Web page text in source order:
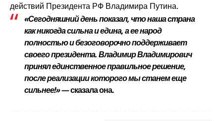
действий Президента РФ Владимира Путина.
«Сегодняшний день показал, что наша страна
как никогда сильна и едина, а ее народ
полностью и безоговорочно поддерживает
своего президента. Владимир Владимирович
принял единственное правильное решение,
после реализации которого мы станем еще
сильнее!»— сказала она.